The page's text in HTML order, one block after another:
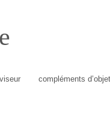
compléments